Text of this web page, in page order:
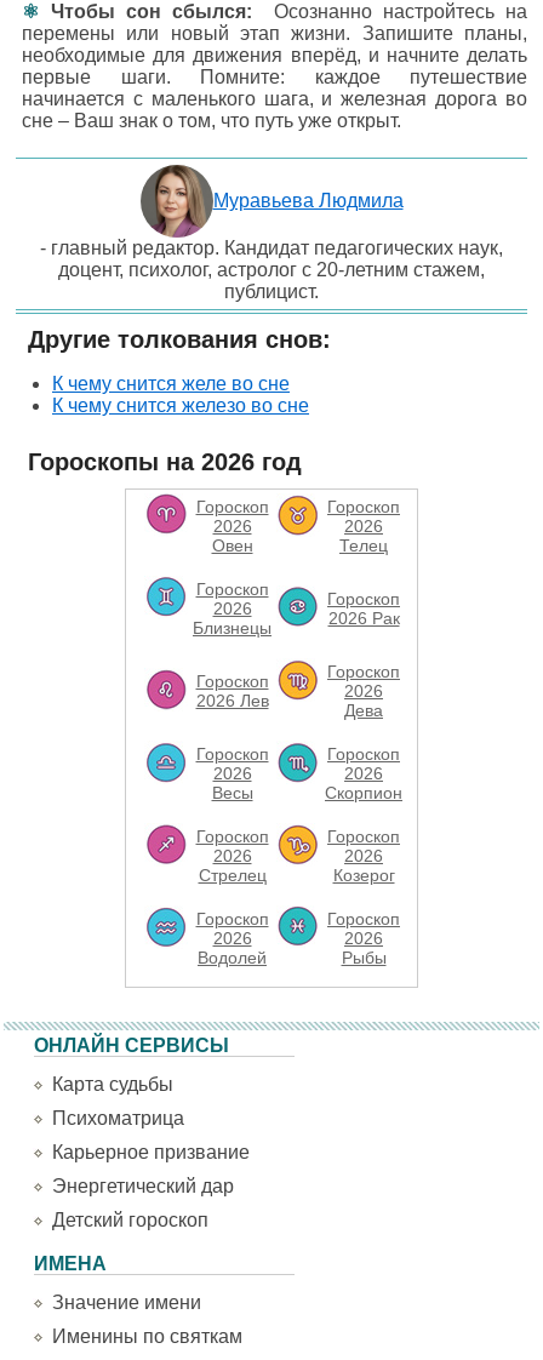
Чтобы сон сбылся:
Осознанно настройтесь на
перемены или новый этап жизни. Запишите планы,
необходимые для движения вперёд, и начните делать
первые шаги. Помните: каждое путешествие
начинается с маленького шага, и железная дорога во
сне – Ваш знак о том, что путь уже открыт.
Муравьева Людмила
- главный редактор. Кандидат педагогических наук,
доцент, психолог, астролог с 20-летним стажем,
публицист.
Другие толкования снов:
К чему снится желе во сне
К чему снится железо во сне
Гороскопы на 2026 год
Гороскоп
2026
Овен
Гороскоп
2026
Телец
Гороскоп
2026
Близнецы
Гороскоп
2026 Рак
Гороскоп
2026 Лев
Гороскоп
2026
Дева
Гороскоп
2026
Весы
Гороскоп
2026
Скорпион
Гороскоп
2026
Стрелец
Гороскоп
2026
Козерог
Гороскоп
2026
Водолей
Гороскоп
2026
Рыбы
ОНЛАЙН СЕРВИСЫ
Карта судьбы
Психоматрица
Карьерное призвание
Энергетический дар
Детский гороскоп
ИМЕНА
Значение имени
Именины по святкам